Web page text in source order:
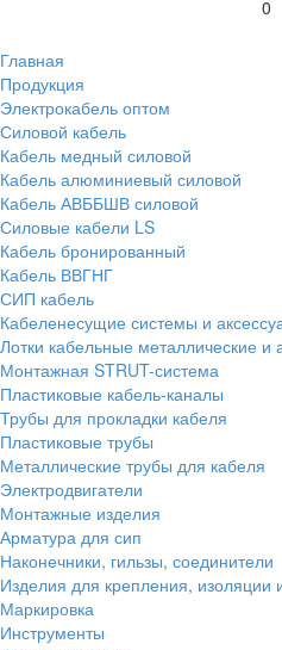
0
Главная
Продукция
Электрокабель оптом
Силовой кабель
Кабель медный силовой
Кабель алюминиевый силовой
Кабель АВББШВ силовой
Силовые кабели LS
Кабель бронированный
Кабель ВВГНГ
СИП кабель
Кабеленесущие системы и
Лотки кабельные металлические и
Монтажная STRUT-система
Пластиковые кабель-каналы
Трубы для прокладки кабеля
Пластиковые трубы
Металлические трубы для кабеля
Электродвигатели
Монтажные изделия
Арматура для сип
Наконечники, гильзы, соединители
Изделия для крепления, изоляции
Маркировка
Инструменты